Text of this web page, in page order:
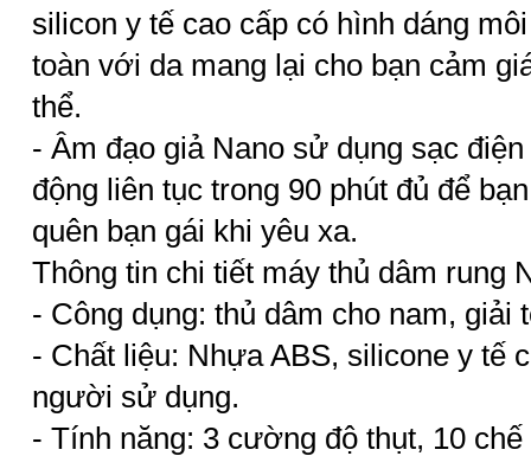
silicon y tế cao cấp có hình dáng
toàn với da mang lại cho bạn cảm
thể.
- Âm đạo giả Nano sử dụng sạc
động liên tục trong 90 phút đủ để
quên bạn gái khi yêu xa.
Thông tin chi tiết máy thủ dâm rung
- Công dụng: thủ dâm cho nam, giải
- Chất liệu: Nhựa ABS, silicone y tế
người sử dụng.
- Tính năng: 3 cường độ thụt, 10 chế